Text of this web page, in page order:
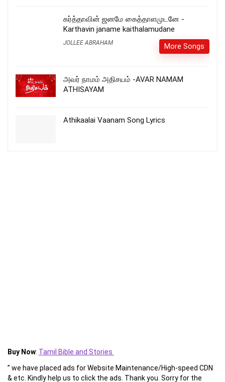
கர்த்தாவின் ஜனமே கைத்தாளமுடனே -
Karthavin janame kaithalamudane
JOLLEE ABRAHAM More Songs
அவர் நாமம் அதிசயம் -AVAR NAMAM
ATHISAYAM
Athikaalai Vaanam Song Lyrics
Buy Now: Tamil Bible and Stories
” we have placed ads for Website Maintenance/High-speed CDN
& etc. Kindly help us to click the ads. Thank you. Sorry for the